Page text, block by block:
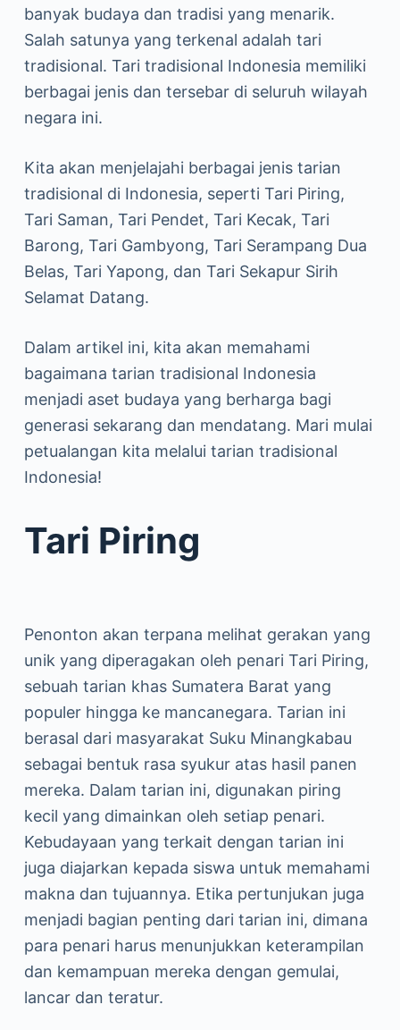
banyak budaya dan tradisi yang menarik.
Salah satunya yang terkenal adalah tari
tradisional. Tari tradisional Indonesia memiliki
berbagai jenis dan tersebar di seluruh wilayah
negara ini.
Kita akan menjelajahi berbagai jenis tarian
tradisional di Indonesia, seperti Tari Piring,
Tari Saman, Tari Pendet, Tari Kecak, Tari
Barong, Tari Gambyong, Tari Serampang Dua
Belas, Tari Yapong, dan Tari Sekapur Sirih
Selamat Datang.
Dalam artikel ini, kita akan memahami
bagaimana tarian tradisional Indonesia
menjadi aset budaya yang berharga bagi
generasi sekarang dan mendatang. Mari mulai
petualangan kita melalui tarian tradisional
Indonesia!
Tari Piring
Penonton akan terpana melihat gerakan yang
unik yang diperagakan oleh penari Tari Piring,
sebuah tarian khas Sumatera Barat yang
populer hingga ke mancanegara. Tarian ini
berasal dari masyarakat Suku Minangkabau
sebagai bentuk rasa syukur atas hasil panen
mereka. Dalam tarian ini, digunakan piring
kecil yang dimainkan oleh setiap penari.
Kebudayaan yang terkait dengan tarian ini
juga diajarkan kepada siswa untuk memahami
makna dan tujuannya. Etika pertunjukan juga
menjadi bagian penting dari tarian ini, dimana
para penari harus menunjukkan keterampilan
dan kemampuan mereka dengan gemulai,
lancar dan teratur.